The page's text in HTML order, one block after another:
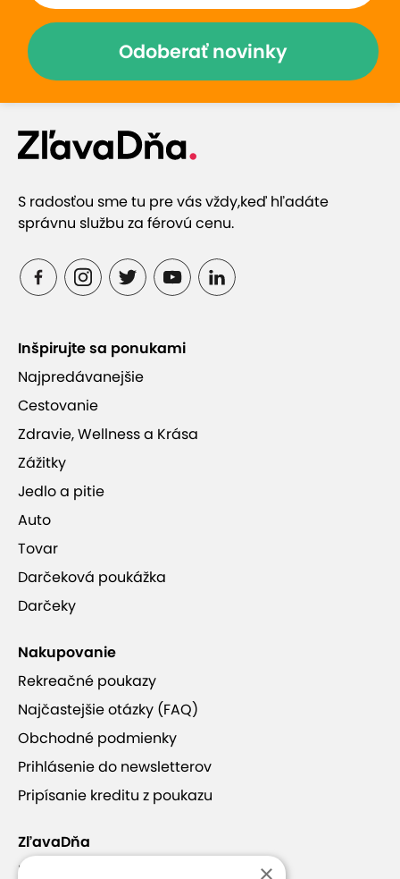
Odoberať novinky
S radosťou sme tu pre vás vždy,keď hľadáte
správnu službu za férovú cenu.
Inšpirujte sa ponukami
Najpredávanejšie
Cestovanie
Zdravie, Wellness a Krása
Zážitky
Jedlo a pitie
Auto
Tovar
Darčeková poukážka
Darčeky
Nakupovanie
Rekreačné poukazy
Najčastejšie otázky (FAQ)
Obchodné podmienky
Prihlásenie do newsletterov
Pripísanie kreditu z poukazu
ZľavaDňa
Náš príbeh